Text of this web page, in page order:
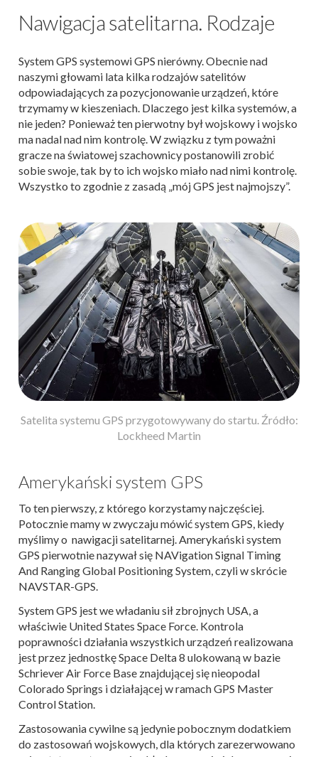
Nawigacja satelitarna. Rodzaje
System GPS systemowi GPS nierówny. Obecnie nad
naszymi głowami lata kilka rodzajów satelitów
odpowiadających za pozycjonowanie urządzeń, które
trzymamy w kieszeniach. Dlaczego jest kilka systemów, a
nie jeden? Ponieważ ten pierwotny był wojskowy i wojsko
ma nadal nad nim kontrolę. W związku z tym poważni
gracze na światowej szachownicy postanowili zrobić
sobie swoje, tak by to ich wojsko miało nad nimi kontrolę.
Wszystko to zgodnie z zasadą „mój GPS jest najmojszy”.
Satelita systemu GPS przygotowywany do startu. Źródło:
Lockheed Martin
Amerykański system GPS
To ten pierwszy, z którego korzystamy najczęściej.
Potocznie mamy w zwyczaju mówić system GPS, kiedy
myślimy o nawigacji satelitarnej. Amerykański system
GPS pierwotnie nazywał się NAVigation Signal Timing
And Ranging Global Positioning System, czyli w skrócie
NAVSTAR-GPS.
System GPS jest we władaniu sił zbrojnych USA, a
właściwie United States Space Force. Kontrola
poprawności działania wszystkich urządzeń realizowana
jest przez jednostkę Space Delta 8 ulokowaną w bazie
Schriever Air Force Base znajdującej się nieopodal
Colorado Springs i działającej w ramach GPS Master
Control Station.
Zastosowania cywilne są jedynie pobocznym dodatkiem
do zastosowań wojskowych, dla których zarezerwowano